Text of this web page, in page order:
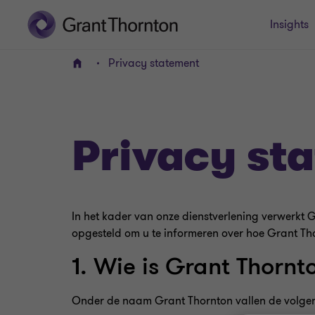
Insights
HOME Privacy statement
Privacy
In het kader van onze dienstverlening verwerkt
opgesteld om u te informeren over hoe Grant
1. Wie is Grant
Onder de naam Grant Thornton vallen de